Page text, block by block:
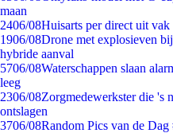
maan
2406/08Huisarts per direct uit
1906/08Drone met explosieven
hybride aanval
5706/08Waterschappen slaan
leeg
2306/08Zorgmedewerkster die 's
ontslagen
3706/08Random Pics van de Dag